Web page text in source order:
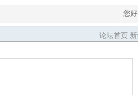
您
论坛首页